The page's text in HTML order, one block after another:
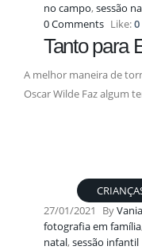
no campo,sessão
0 Comments Like:0
Tanto para
A melhor maneira de
Oscar Wilde Faz algum
27/01/2021 By
fotografia em família
natal,sessão infantil